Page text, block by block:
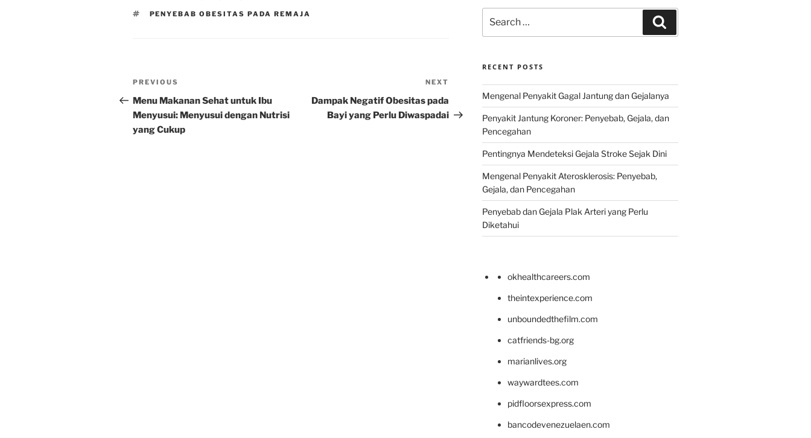
TAGS
PENYEBAB OBESITAS PADA REMAJA
Post
navigation
Previous
Post
PREVIOUS
Menu Makanan Sehat untuk Ibu
Menyusui: Menyusui dengan Nutrisi
yang Cukup
NEXT
Dampak Negatif Obesitas pada
Bayi yang Perlu Diwaspadai
for:
RECENT POSTS
Mengenal Penyakit Gagal Jantung dan Gejalanya
Penyakit Jantung Koroner: Penyebab, Gejala, dan
Pencegahan
Pentingnya Mendeteksi Gejala Stroke Sejak Dini
Mengenal Penyakit Aterosklerosis: Penyebab,
Gejala, dan Pencegahan
Penyebab dan Gejala Plak Arteri yang Perlu
Diketahui
okhealthcareers.com
theintexperience.com
unboundedthefilm.com
catfriends-bg.org
marianlives.org
waywardtees.com
pidfloorsexpress.com
bancodevenezuelaen.com